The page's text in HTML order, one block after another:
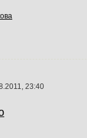
23:40